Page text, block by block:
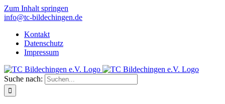
Zum Inhalt springen
info@tc-bildechingen.de
Kontakt
Datenschutz
Impressum
Suche nach: